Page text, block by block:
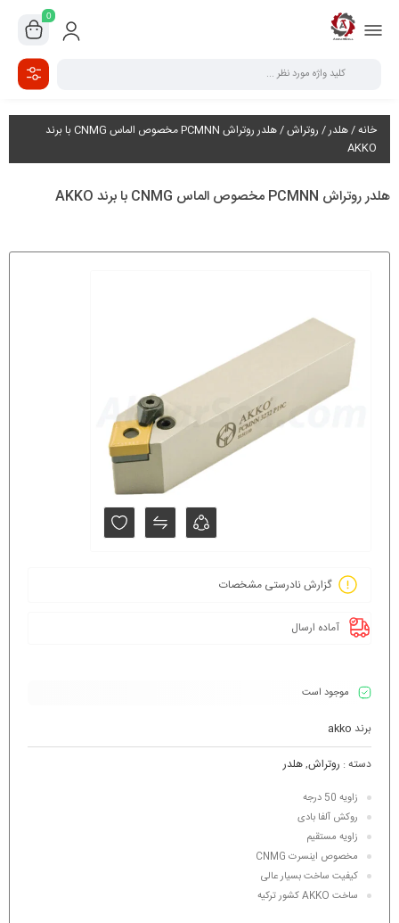
0
خانه/هلدر/ روتراش
/ هلدر روتراش PCMNN مخصوص الماس CNMG با برند
AKKO
هلدر روتراش PCMNN مخصوص الماس CNMG با برند AKKO
گزارش نادرستی مشخصات
آماده ارسال
موجود است
برند akko
دسته : روتراش,هلدر
زاویه 50 درجه
روکش آلفا بادی
زاویه مستقیم
مخصوص اینسرت CNMG
کیفیت ساخت بسیار عالی
ساخت AKKO کشور ترکیه